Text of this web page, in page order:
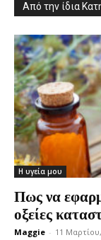
Από την ίδια
Η υγεία μου
Πως να
οξείες
Maggie - 11